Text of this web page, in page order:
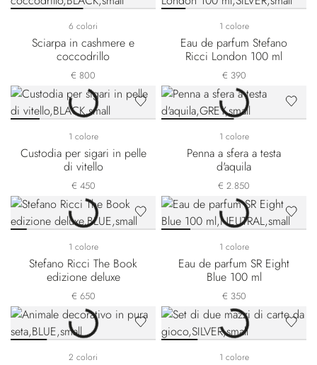
6 colori
Sciarpa in cashmere e
coccodrillo
€ 800
1 colore
Eau de parfum Stefano
Ricci London 100 ml
€ 390
1 colore
Custodia per sigari in pelle
di vitello
€ 450
1 colore
Penna a sfera a testa
d'aquila
€ 2.850
1 colore
Stefano Ricci The Book
edizione deluxe
€ 650
1 colore
Eau de parfum SR Eight
Blue 100 ml
€ 350
2 colori 1 colore